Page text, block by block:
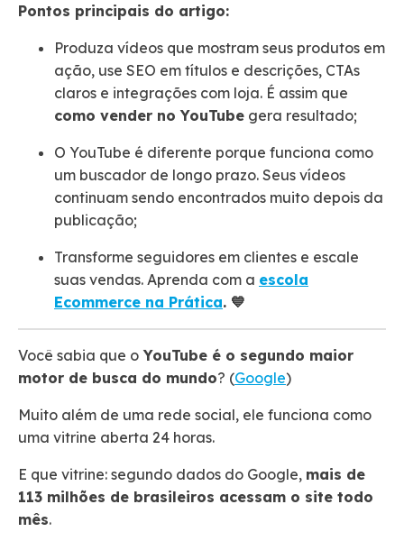
Pontos principais do artigo:
Produza vídeos que mostram seus produtos em
ação, use SEO em títulos e descrições, CTAs
claros e integrações com loja. É assim que
como vender no YouTube gera resultado;
O YouTube é diferente porque funciona como
um buscador de longo prazo. Seus vídeos
continuam sendo encontrados muito depois da
publicação;
Transforme seguidores em clientes e escale
suas vendas. Aprenda com a escola
Ecommerce na Prática. 💙
Você sabia que o YouTube é o segundo maior
motor de busca do mundo? (Google)
Muito além de uma rede social, ele funciona como
uma vitrine aberta 24 horas.
E que vitrine: segundo dados do Google, mais de
113 milhões de brasileiros acessam o site todo
mês.